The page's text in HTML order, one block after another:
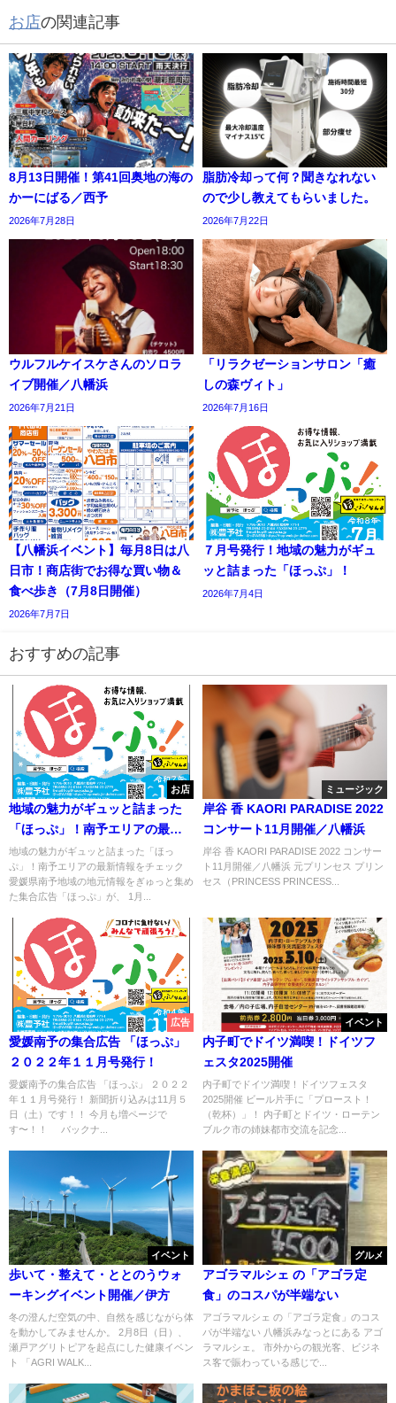
お店の関連記事
8月13日開催！第41回奥地の海の
かーにばる／西予
2026年7月28日
脂肪冷却って何？聞きなれない
ので少し教えてもらいました。
2026年7月22日
ウルフルケイスケさんのソロラ
イブ開催／八幡浜
2026年7月21日
「リラクゼーションサロン「癒
しの森ヴィト」
2026年7月16日
【八幡浜イベント】毎月8日は八
日市！商店街でお得な買い物＆
食べ歩き（7月8日開催）
2026年7月7日
７月号発行！地域の魅力がギュ
ッと詰まった「ほっぷ」！
2026年7月4日
おすすめの記事
お店
地域の魅力がギュッと詰まった
「ほっぷ」！南予エリアの最新
情報をチェック
地域の魅力がギュッと詰まった「ほっ
ぷ」！南予エリアの最新情報をチェック
愛媛県南予地域の地元情報をぎゅっと集め
た集合広告「ほっぷ」が、 1月...
ミュージック
岸谷 香 KAORI PARADISE 2022
コンサート11月開催／八幡浜
岸谷 香 KAORI PARADISE 2022 コンサー
ト11月開催／八幡浜 元プリンセス プリン
セス（PRINCESS PRINCESS...
広告
愛媛南予の集合広告 「ほっぷ」
２０２２年１１月号発行！
愛媛南予の集合広告 「ほっぷ」 ２０２２
年１１月号発行！ 新聞折り込みは11月５
日（土）です！！ 今月も増ページで
す〜！！ バックナ...
イベント
内子町でドイツ満喫！ドイツフ
ェスタ2025開催
内子町でドイツ満喫！ドイツフェスタ
2025開催 ビール片手に「プロースト！
（乾杯）」！ 内子町とドイツ・ローテン
ブルク市の姉妹都市交流を記念...
イベント
歩いて・整えて・ととのうウォ
ーキングイベント開催／伊方
冬の澄んだ空気の中、自然を感じながら体
を動かしてみませんか。 2月8日（日）、
瀬戸アグリトピアを起点にした健康イベン
ト 「AGRI WALK...
グルメ
アゴラマルシェ の「アゴラ定
食」のコスパが半端ない
アゴラマルシェ の「アゴラ定食」のコス
パが半端ない 八幡浜みなっとにある アゴ
ラマルシェ。 市外からの観光客、ビジネ
ス客で賑わっている感じで...